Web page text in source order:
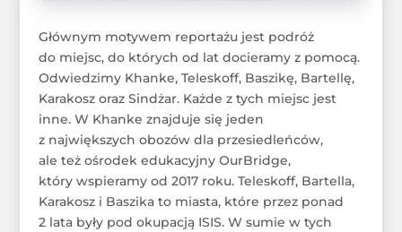
Głównym motywem reportażu jest podróż
do miejsc, do których od lat docieramy z pomocą.
Odwiedzimy Khanke, Teleskoff, Baszikę, Bartellę,
Karakosz oraz Sindżar. Każde z tych miejsc jest
inne. W Khanke znajduje się jeden
z największych obozów dla przesiedleńców,
ale też ośrodek edukacyjny OurBridge,
który wspieramy od 2017 roku. Teleskoff, Bartella,
Karakosz i Baszika to miasta, które przez ponad
2 lata były pod okupacją ISIS. W sumie w tych